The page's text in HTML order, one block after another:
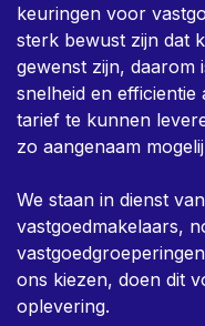
keuringen voor
sterk bewust zijn dat
gewenst zijn, daarom
snelheid en
tarief te kunnen
zo aangenaam
We staan in dienst
vastgoedmakelaars,
ons kiezen, doen dit
oplevering.